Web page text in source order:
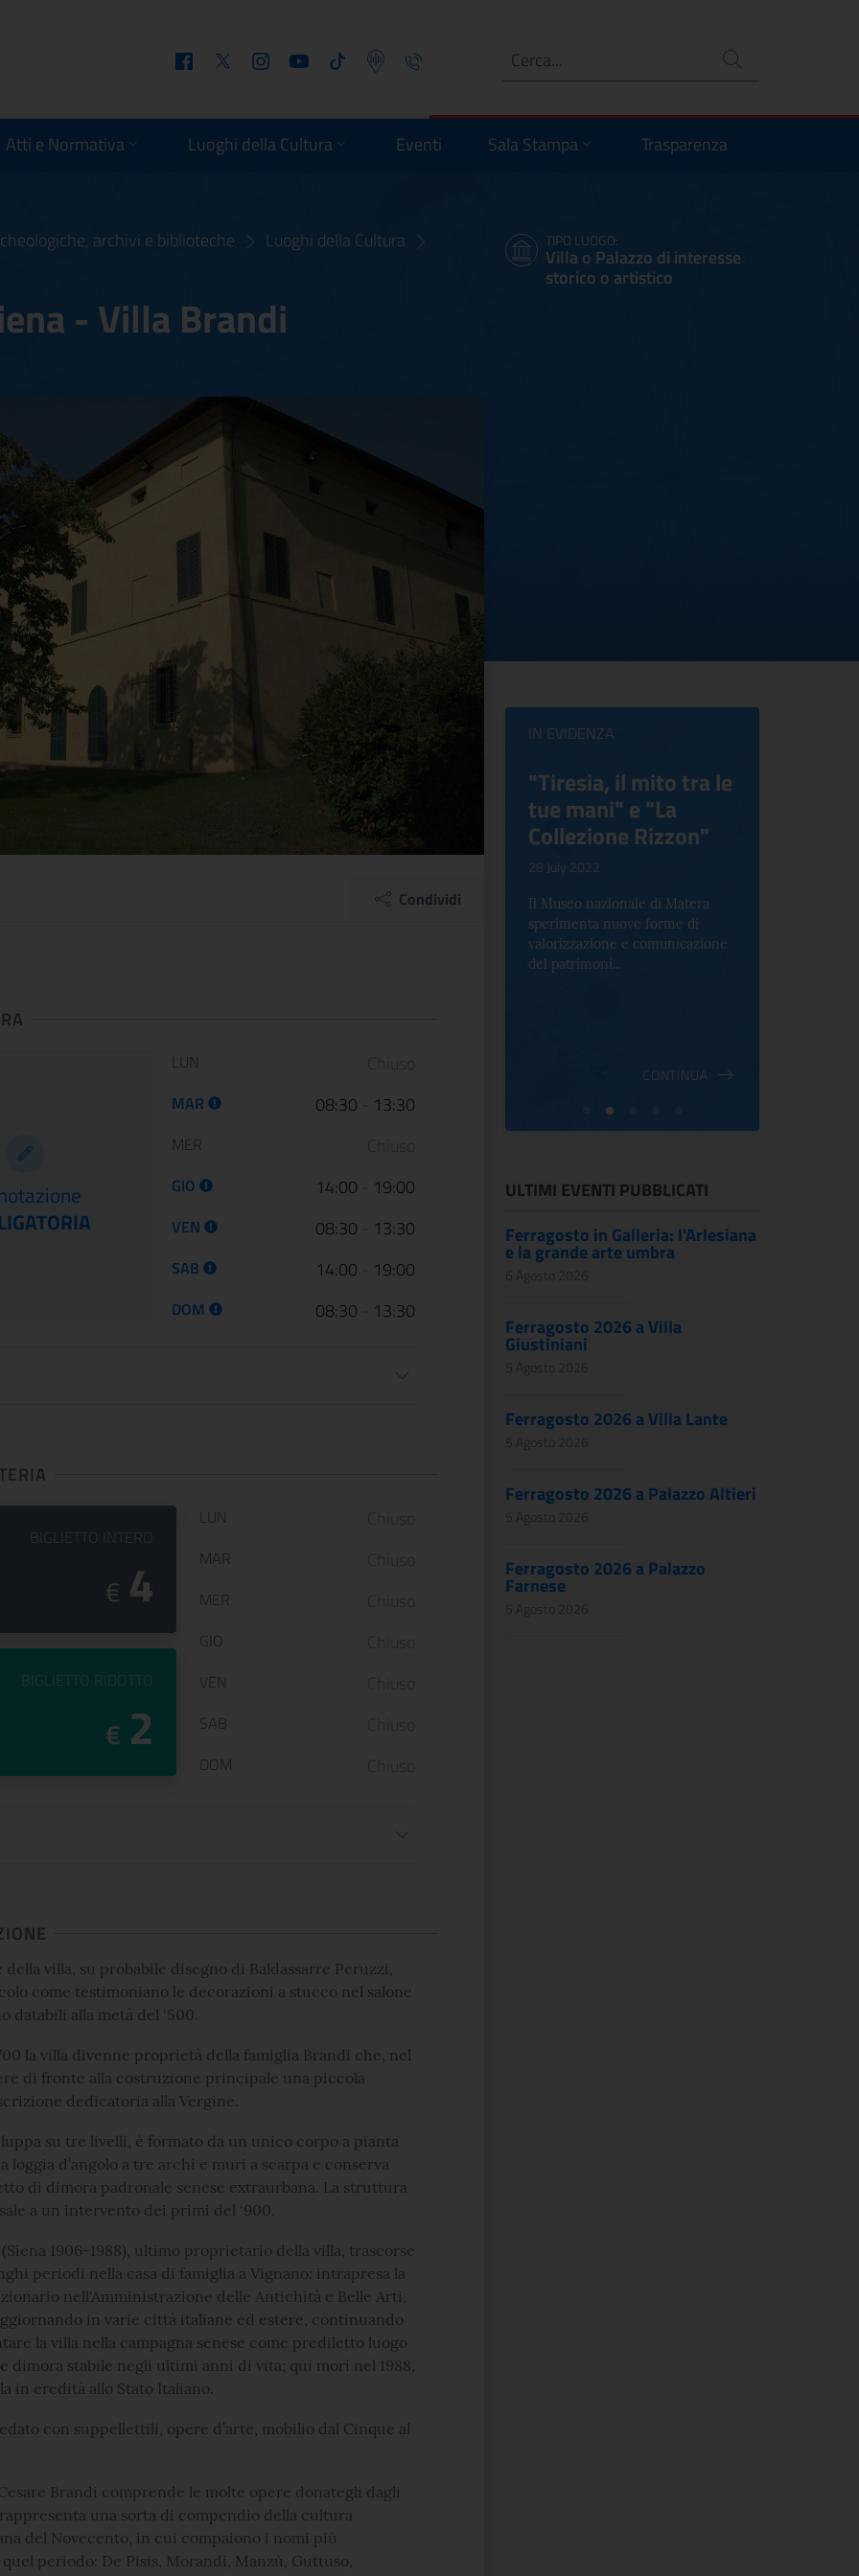
FacebookTwitter InstagramYoutube Tiktok Podcast Telefono Ricerca
Atti e Normativa Luoghi della Cultura Eventi Sala Stampa Trasparenza
archivi e biblioteche
Luoghi della Cultura
- Villa Brandi
TIPO LUOGO:
Villa o Palazzo di interesse
storico o artistico
- Villa Brandi
Condividi
Orario di apertura:
LUN
MAR 08:30 13:30
MER
GIO 14:00 19:00
VEN 08:30 13:30
SAB 14:00 19:00
DOM 08:30 13:30
apertura
PREZZO DEL
BIGLIETTO INTERO
€ 4
PREZZO DEL
BIGLIETTO RIDOTTO
€2
Orario di apertura:
LUN
MAR
MER
GIO
VEN
SAB
DOM
biglietteria
villa, su probabile disegno di Baldassarre Peruzzi,
come testimoniano le decorazioni a stucco nel salone
databili alla metà del ‘500.
la villa divenne proprietà della famiglia Brandi che, nel
di fronte alla costruzione principale una piccola
dedicatoria alla Vergine.
su tre livelli, è formato da un unico corpo a pianta
loggia d’angolo a tre archi e muri a scarpa e conserva
di dimora padronale senese extraurbana. La struttura
a un intervento dei primi del ‘900.
1906-1988), ultimo proprietario della villa, trascorse
periodi nella casa di famiglia a Vignano: intrapresa la
nell'Amministrazione delle Antichità e Belle Arti,
in varie città italiane ed estere, continuando
la villa nella campagna senese come prediletto luogo
dimora stabile negli ultimi anni di vita; qui morì nel 1988,
in eredità allo Stato Italiano.
con suppellettili, opere d’arte, mobilio dal Cinque al
Brandi comprende le molte opere donategli dagli
una sorta di compendio della cultura
del Novecento, in cui compaiono i nomi più
periodo: De Pisis, Morandi, Manzù, Guttuso,
IN EVIDENZA
dalla guerra
Dai primitivi a Filippo
Lippi. Il nuovo
allestimento di
Palazzo Barber...
"Tiresia, il mito tra le
tue mani" e "La
Collezione Rizzon"
28 July 2022
Il Museo nazionale di Matera
sperimenta nuove forme di
valorizzazione e comunicazione
del patrimoni...
CONTINUA
ULTIMI EVENTI PUBBLICATI
Ferragosto in Galleria: l'Arlesiana
e la grande arte umbra
6 Agosto 2026
Ferragosto 2026 a Villa
Giustiniani
5 Agosto 2026
Ferragosto 2026 a Villa Lante
5 Agosto 2026
Ferragosto 2026 a Palazzo Altieri
5 Agosto 2026
Ferragosto 2026 a Palazzo
Farnese
5 Agosto 2026